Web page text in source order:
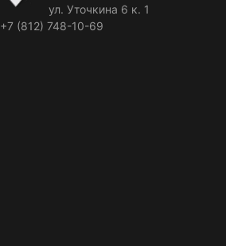
ул. Уточкина 6 к. 1
+7 (812) 748-10-69